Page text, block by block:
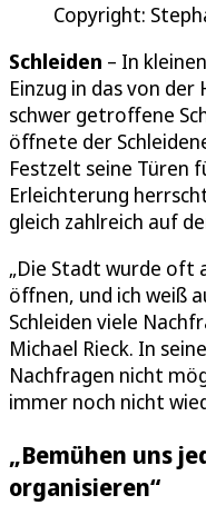
Copyright:
Schleiden – In
Einzug in das von
schwer getroffene
öffnete der
Festzelt seine Türen
Erleichterung
gleich zahlreich auf
„Die Stadt wurde oft
öffnen, und ich weiß
Schleiden viele
Michael Rieck. In
Nachfragen nicht
immer noch nicht
„Bemühen uns
organisieren“